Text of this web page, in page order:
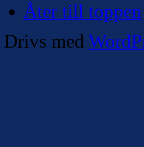
Åter till toppen
Drivs med